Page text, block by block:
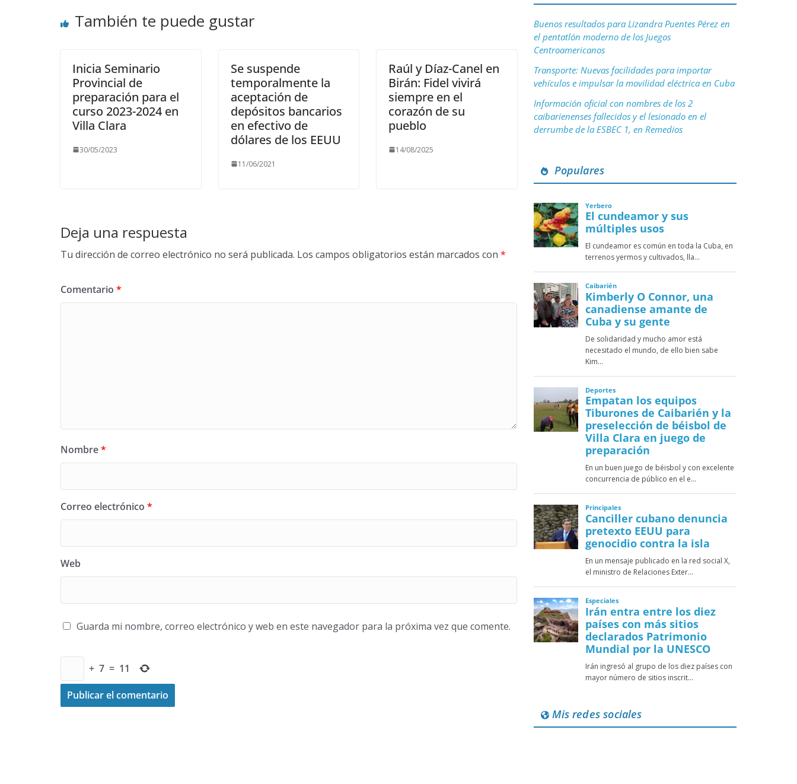
También te puede gustar
Inicia Seminario
Provincial de
preparación para el
curso 2023-2024 en
Villa Clara
30/05/2023
Se suspende
temporalmente la
aceptación de
depósitos bancarios
en efectivo de
dólares de los EEUU
11/06/2021
Raúl y Díaz-Canel en
Birán: Fidel vivirá
siempre en el
corazón de su
pueblo
14/08/2025
Deja una respuesta
Tu dirección de correo electrónico no será publicada. Los campos obligatorios están marcados con *
Comentario *
Nombre*
Correo electrónico *
Web
Guarda mi nombre, correo electrónico y web en este navegador para la próxima vez que comente.
+ 7 = 11
Buenos resultados para Lizandra Puentes Pérez en
el pentatlón moderno de los Juegos
Centroamericanos
Transporte: Nuevas facilidades para importar
vehículos e impulsar la movilidad eléctrica en Cuba
Información oficial con nombres de los 2
caibarienenses fallecidos y el lesionado en el
derrumbe de la ESBEC 1, en Remedios
Populares
Mis redes sociales